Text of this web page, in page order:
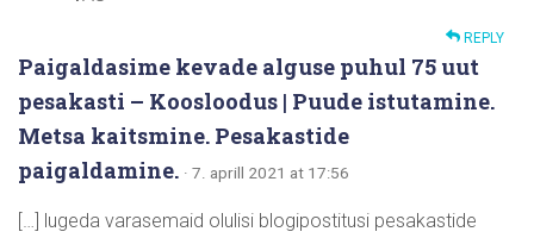
REPLY
Paigaldasime kevade alguse puhul 75 uut
pesakasti – Koosloodus | Puude istutamine.
Metsa kaitsmine. Pesakastide
paigaldamine. · 7. aprill 2021 at 17:56
[…] lugeda varasemaid olulisi blogipostitusi pesakastide